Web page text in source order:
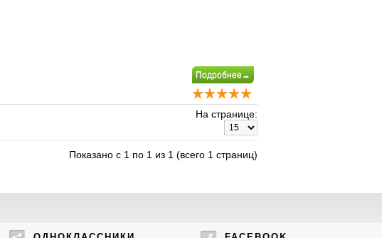
Подробнее→
На странице:
Показано с 1 по 1 из 1 (всего 1 страниц)